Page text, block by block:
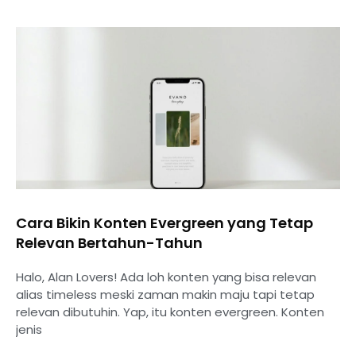
Cara Bikin Konten Evergreen yang Tetap
Relevan Bertahun-Tahun
Halo, Alan Lovers! Ada loh konten yang bisa relevan
alias timeless meski zaman makin maju tapi tetap
relevan dibutuhin. Yap, itu konten evergreen. Konten
jenis